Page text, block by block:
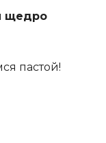
щедро
пастой!